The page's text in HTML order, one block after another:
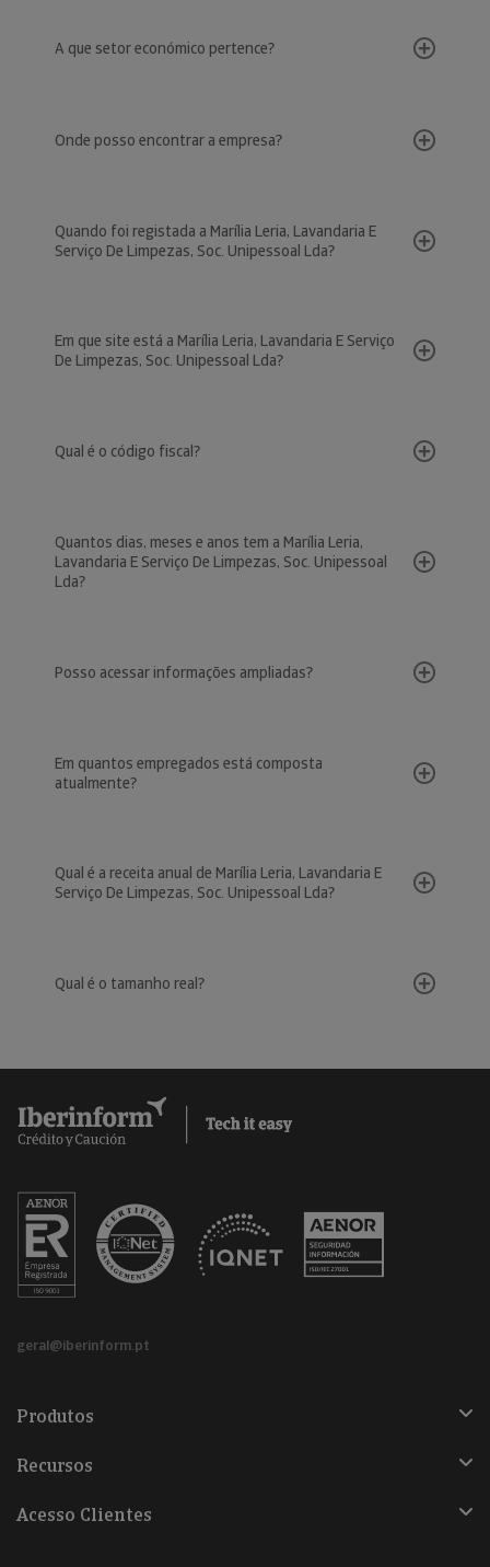
A que setor económico pertence?
Onde posso encontrar a empresa?
Quando foi registada a Marília Leria, Lavandaria E
Serviço De Limpezas, Soc. Unipessoal Lda?
Em que site está a Marília Leria, Lavandaria E Serviço
De Limpezas, Soc. Unipessoal Lda?
Qual é o código fiscal?
Quantos dias, meses e anos tem a Marília Leria,
Lavandaria E Serviço De Limpezas, Soc. Unipessoal
Lda?
Posso acessar informações ampliadas?
Em quantos empregados está composta
atualmente?
Qual é a receita anual de Marília Leria, Lavandaria E
Serviço De Limpezas, Soc. Unipessoal Lda?
Qual é o tamanho real?
geral@iberinform.pt
Produtos
Recursos
Acesso Clientes